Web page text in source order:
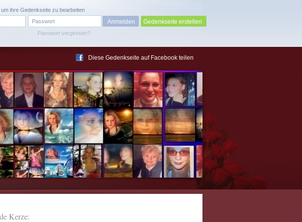
Passwort vergessen?
ihre Gedenkseite zu bearbeiten
Gedenkseite erstellen
Diese Gedenkseite auf Facebook teilen
Kerze: